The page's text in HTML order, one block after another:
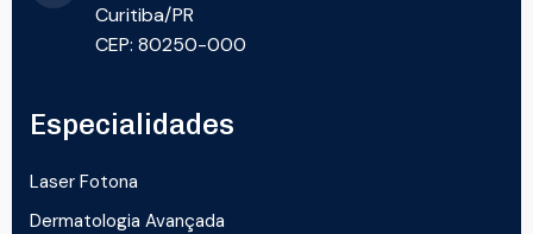
Curitiba/PR
CEP: 80250-000
Especialidades
Laser Fotona
Dermatologia Avançada